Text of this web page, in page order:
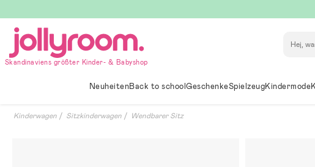
till
innehållet
Skandinaviens größter Kinder- & Babyshop
NeuheitenBack to schoolGeschenkeSpielzeugKindermode
Kinderwagen Sitzkinderwagen Wendbarer Sitz